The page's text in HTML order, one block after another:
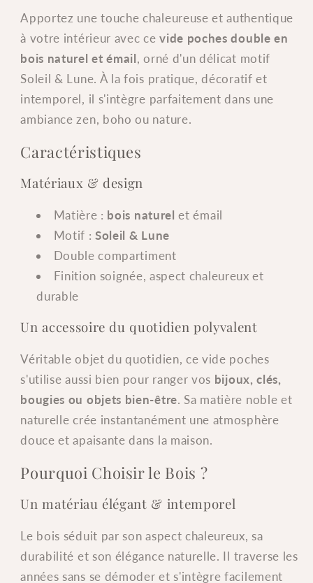
Double
en
Bois
et
–
Motif
et
Lune
–
Déco
Double
en
Bois
et
Émail
–
Motif
et
Lune
–
Déco
Apportez une touche chaleureuse et authentique
à votre intérieur avec cevide poches double en
bois naturel et émail, orné d'un délicat motif
Soleil & Lune. À la fois pratique, décoratif et
intemporel, il s'intègre parfaitement dans une
ambiance zen, boho ou nature.
Caractéristiques
Matériaux & design
Matière : bois naturel et émail
Motif :Soleil & Lune
Double compartiment
Finition soignée, aspect chaleureux et
durable
Un accessoire du quotidien polyvalent
Véritable objet du quotidien, ce vide poches
s'utilise aussi bien pour ranger vos bijoux, clés,
bougies ou objets bien-être. Sa matière noble et
naturelle crée instantanément une atmosphère
douce et apaisante dans la maison.
Pourquoi Choisir le Bois ?
Un matériau élégant & intemporel
Le bois séduit par son aspect chaleureux, sa
durabilité et son élégance naturelle. Il traverse les
années sans se démoder et s'intègre facilement